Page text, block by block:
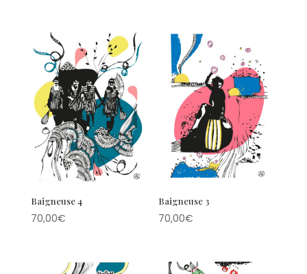
Baigneuse 4
70,00€
Baigneuse 3
70,00€